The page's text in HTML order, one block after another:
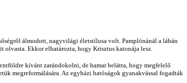
álmodott, nagyvilági életstílusa volt. Pamplónánál a lábán
olvasta. Ekkor elhatározta, hogy Krisztus katonája lesz.
kívánt zarándokolni, de hamar belátta, hogy megfelelő
megreformálására. Az egyházi hatóságok gyanakvással fogadták